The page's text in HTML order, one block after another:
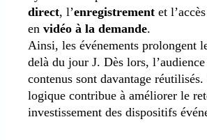
direct, l’enregistrement et
en vidéo à la demande.
Ainsi, les événements prolongent
delà du jour J. Dès lors,
contenus sont davantage
logique contribue à améliorer le
investissement des dispositifs